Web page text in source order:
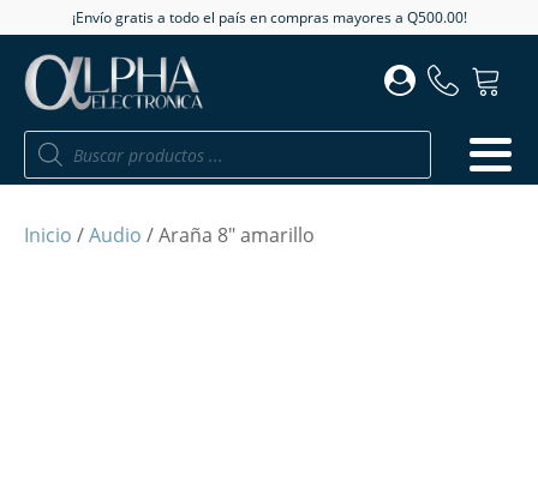
¡Envío gratis a todo el país en compras mayores a Q500.00!
Búsqueda
productos
Inicio /Audio / Araña 8" amarillo